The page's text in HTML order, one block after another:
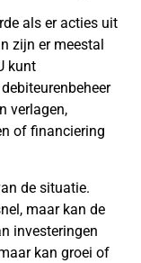
als er acties uit
zijn er meestal
kunt
verlagen,
of financiering
de situatie.
maar kan de
investeringen
kan groei of